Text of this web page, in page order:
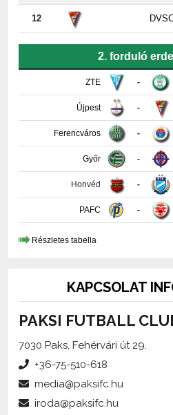
12
2. forduló
ZTE -
Újpest -
Ferencváros -
Győr -
Honvéd -
PAFC -
Részletes tabella
KAPCSOLAT
PAKSI FUTBALL
7030 Paks, Fehérvári út 29.
+36-75-510-618
media@paksifc.hu
iroda@paksifc.hu